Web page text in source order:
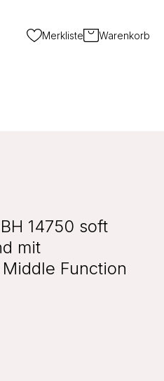
Merkliste Warenkorb
14750 soft
mit
Function